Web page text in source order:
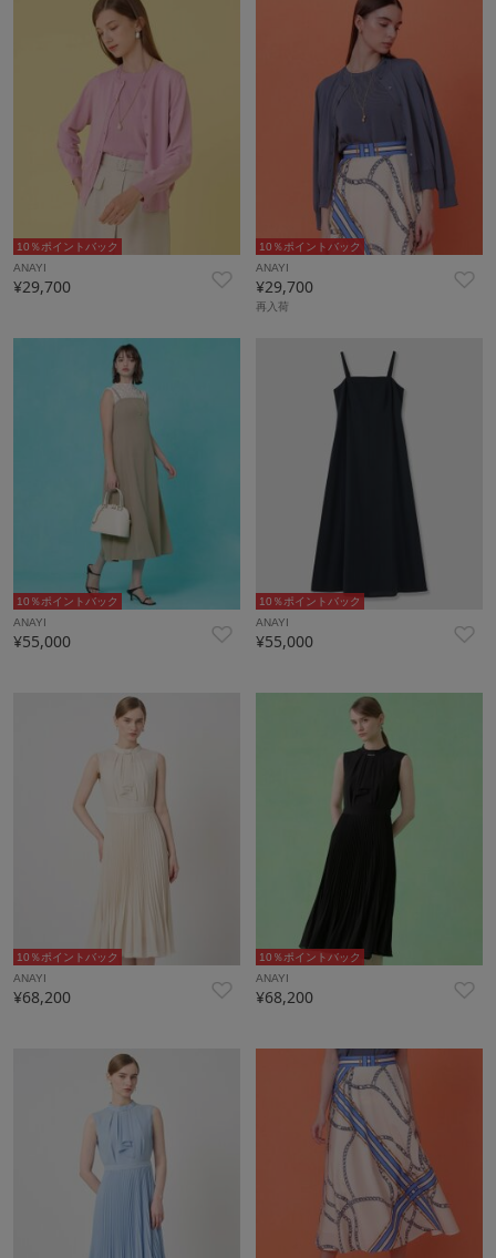
10％ポイントバック
ANAYI
¥29,700
10％ポイントバック
ANAYI
¥29,700
再入荷
10％ポイントバック
ANAYI
¥55,000
10％ポイントバック
ANAYI
¥55,000
10％ポイントバック
ANAYI
¥68,200
10％ポイントバック
ANAYI
¥68,200